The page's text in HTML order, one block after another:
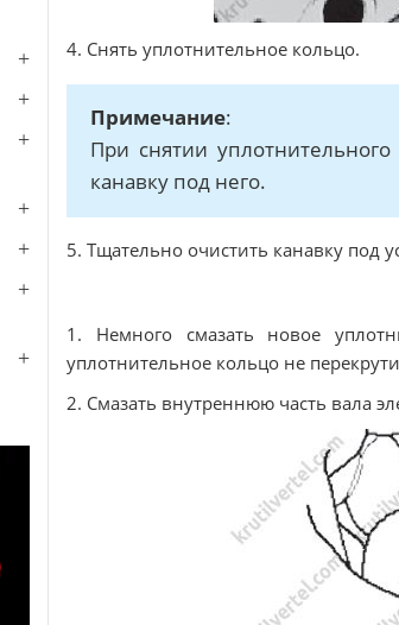
4. Снять уплотнительное кольцо.
Примечание:
При снятии
канавку под него.
5. Тщательно очистить канавку под
1. Немного смазать новое
уплотнительное кольцо не
2. Смазать внутреннюю часть вала